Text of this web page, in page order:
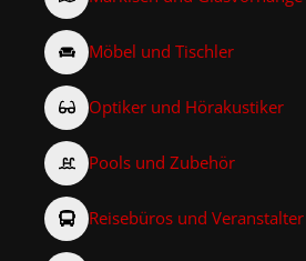
Möbel und Tischler
Optiker und Hörakustiker
Pools und Zubehör
Reisebüros und Veranstalter